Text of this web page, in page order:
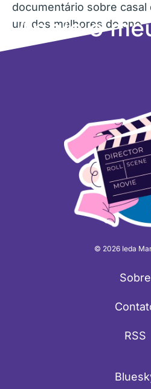
documentário sobre
um dos melhores do ano.
Apoie o
© 2026 Ieda
Sobre
RSS